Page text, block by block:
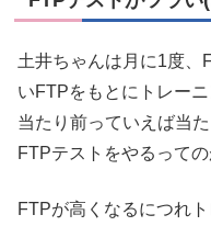
土井ちゃんは月に1度、
いFTPをもとにトレー
当たり前っていえば当
FTPテストをやるっての
FTPが高くなるにつれ